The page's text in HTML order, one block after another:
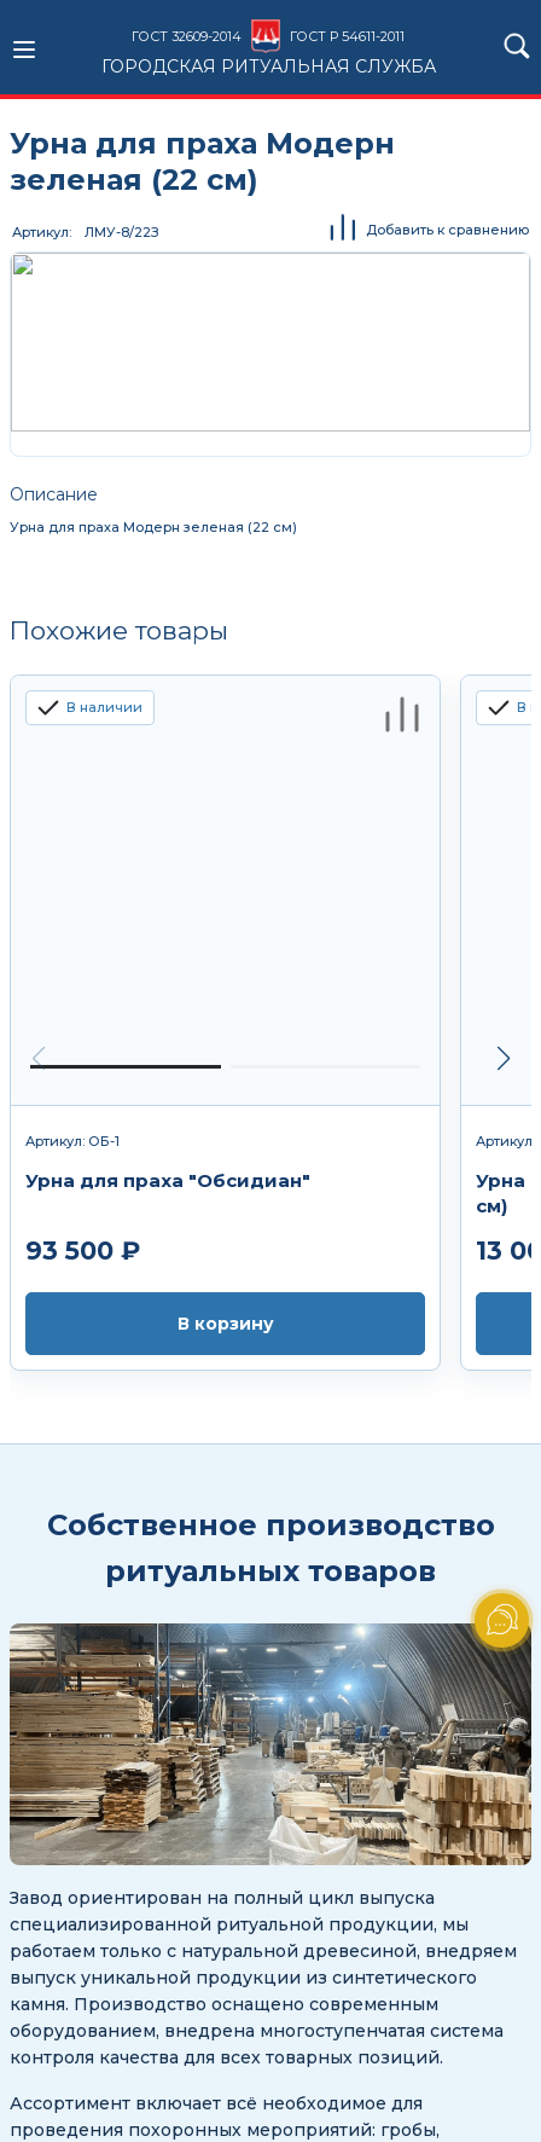
ГОСТ 32609-2014 ГОСТ Р 54611-2011
ГОРОДСКАЯ РИТУАЛЬНАЯ СЛУЖБА
Урна для праха Модерн
зеленая (22 см)
Описание
Урна для праха Модерн зеленая (22 см)
Артикул ЛМУ-8/22З Добавить к сравнению
Похожие товары
В наличии
Артикул: ОБ-1
Урна для праха "Обсидиан"
93 500 ₽
В корзину
В
Урна
см)
13
Собственное производство
ритуальных товаров
Завод ориентирован на полный цикл выпуска
специализированной ритуальной продукции, мы
работаем только с натуральной древесиной, внедряем
выпуск уникальной продукции из синтетического
камня. Производство оснащено современным
оборудованием, внедрена многоступенчатая система
контроля качества для всех товарных позиций.
Ассортимент включает всё необходимое для
проведения похоронных мероприятий: гробы,